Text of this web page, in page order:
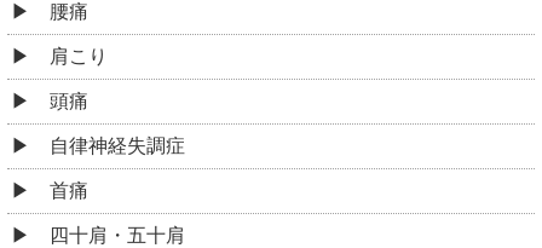
腰痛
肩こり
頭痛
自律神経失調症
首痛
四十肩・五十肩